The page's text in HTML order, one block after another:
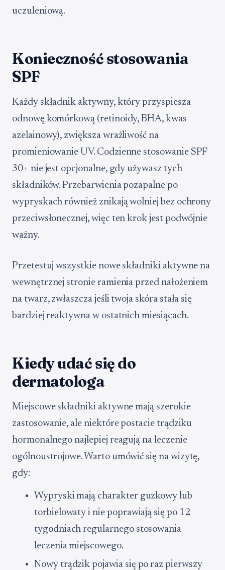
uczuleniową.
Konieczność stosowania
SPF
Każdy składnik aktywny, który przyspiesza
odnowę komórkową (retinoidy, BHA, kwas
azelainowy), zwiększa wrażliwość na
promieniowanie UV. Codzienne stosowanie SPF
30+ nie jest opcjonalne, gdy używasz tych
składników. Przebarwienia pozapalne po
wypryskach również znikają wolniej bez ochrony
przeciwsłonecznej, więc ten krok jest podwójnie
ważny.
Przetestuj wszystkie nowe składniki aktywne na
wewnętrznej stronie ramienia przed nałożeniem
na twarz, zwłaszcza jeśli twoja skóra stała się
bardziej reaktywna w ostatnich miesiącach.
Kiedy udać się do
dermatologa
Miejscowe składniki aktywne mają szerokie
zastosowanie, ale niektóre postacie trądziku
hormonalnego najlepiej reagują na leczenie
ogólnoustrojowe. Warto umówić się na wizytę,
gdy:
Wypryski mają charakter guzkowy lub
torbielowaty i nie poprawiają się po 12
tygodniach regularnego stosowania
leczenia miejscowego.
Nowy trądzik pojawia się po raz pierwszy